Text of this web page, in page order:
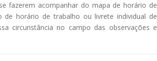
fazerem acompanhar do mapa de horário de
horário de trabalho ou livrete individual de
circunstância no campo das observações e